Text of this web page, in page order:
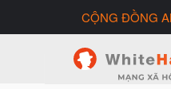
CỘNG ĐỒNG